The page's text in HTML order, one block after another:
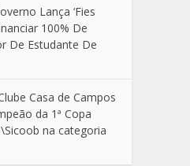
Lança ‘Fies
100% De
De Estudante De
Casa de Campos
da 1ª Copa
na categoria